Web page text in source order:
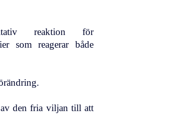
reaktion för
som reagerar både
den fria viljan till att